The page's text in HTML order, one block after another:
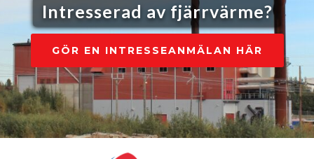
Intresserad av fjärrvärme?
GÖR EN INTRESSEANMÄLAN HÄR